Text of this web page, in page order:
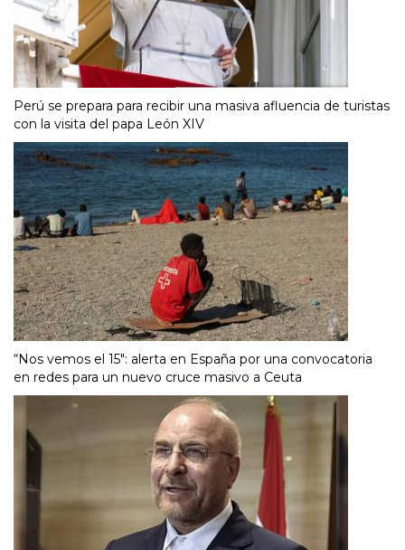
Perú se prepara para recibir una masiva afluencia de turistas
con la visita del papa León XIV
“Nos vemos el 15″: alerta en España por una convocatoria
en redes para un nuevo cruce masivo a Ceuta